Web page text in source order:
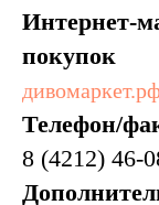
Интернет-
покупок
Телефон/
8 (4212) 46-